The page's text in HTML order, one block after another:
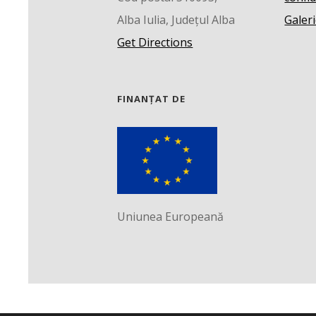
Alba Iulia, Județul Alba
Get Directions
FINANȚAT DE
Uniunea Europeană